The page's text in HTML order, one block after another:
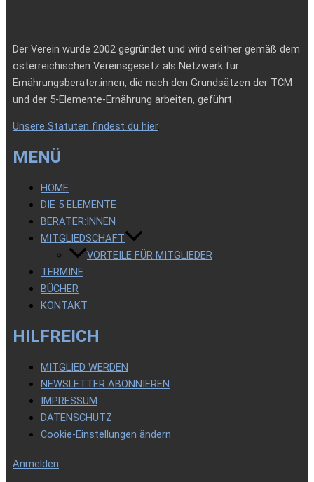
Der Verein wurde 2002 gegründet und wird seither gemäß dem
österreichischen Vereinsgesetz als Netzwerk für
Ernährungsberater:innen, die nach den Grundsätzen der TCM
und der 5-Elemente-Ernährung arbeiten, geführt.
Unsere Statuten findest du hier.
MENÜ
HOME
DIE 5 ELEMENTE
BERATER:INNEN
MITGLIEDSCHAFT
VORTEILE FÜR MITGLIEDER
TERMINE
BÜCHER
KONTAKT
HILFREICH
MITGLIED WERDEN
NEWSLETTER ABONNIEREN
IMPRESSUM
DATENSCHUTZ
Cookie-Einstellungen ändern
Anmelden